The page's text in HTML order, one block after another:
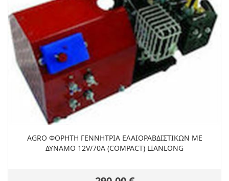
AGRO ΦΟΡΗΤH ΓΕΝΝΗΤΡΙA ΕΛΑΙΟΡΑΒΔΙΣΤΙΚΩΝ ΜΕ
ΔΥΝΑΜΟ 12V/70A (COMPACT) LIANLONG